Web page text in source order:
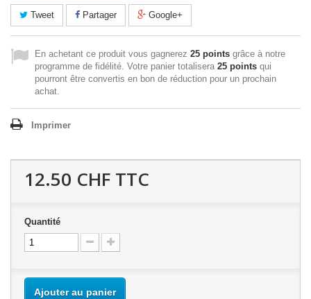
Tweet Partager Google+
En achetant ce produit vous gagnerez 25 points grâce à notre
programme de fidélité. Votre panier totalisera 25 points qui
pourront être convertis en bon de réduction pour un prochain
achat.
Imprimer
12.50 CHF TTC
Quantité
Ajouter au panier